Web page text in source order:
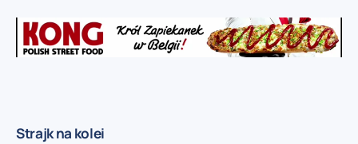
Strajk na kolei